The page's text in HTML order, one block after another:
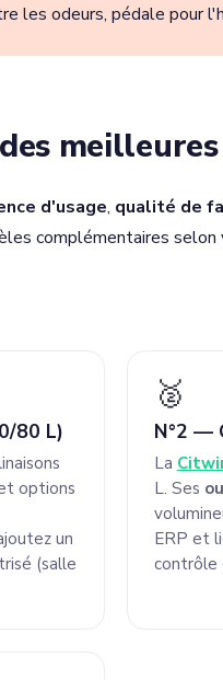
les odeurs, pédale pour
d'usage, qualité de
complémentaires
80 L)
options
un
(salle
🥈
N°2 —
La
L. Ses
ERP et
contrôle